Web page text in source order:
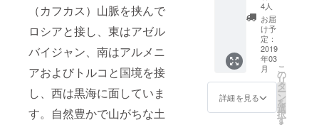
（カフカス）山脈を挟んで
ロシアと接し、東はアゼル
バイジャン、南はアルメニ
アおよびトルコと国境を接
し、西は黒海に面していま
す。自然豊かで山がちな土
います
＊
ウェル
カムワ
インと
朝食
サービ
スはつ
いてお
ん。 ※
お届け
を掲載
させて
いただ
きま
す。 ※
お名前
の掲載
な方
は、備
ニハン
カチタ
オル
［幅：
20cm、
全長：
約
20cm］
※リター
）」＋
「（何
が届く
かお楽
み！）
」を
セット
でお届
コー
ス》
①「nic
otalishv
ili」宿泊
チケッ
ト ドミ
トリー2
泊3日 1
名様
分 宿
4人
お届
け予
定：
2019
年03
月
詳細を見る
こ
の
リ
タ
ー
ン
を
選
択
す